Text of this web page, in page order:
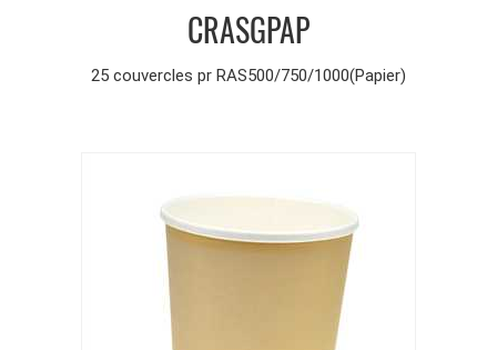
CRASGPAP
25 couvercles pr RAS500/750/1000(Papier)